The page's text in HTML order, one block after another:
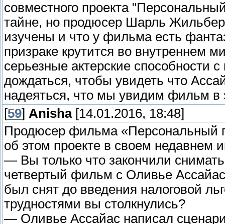
совместного проекта
тайне, но продюсер Шарль
изучены и что у фильма есть
призраке крутится во внутреннем
серьезные актерские
дождаться, чтобы увидеть что
надеяться, что мы увидим фильм в
[59] Anisha[14.01.2016, 18:48]
Продюсер фильма «Персональный
об этом проекте в своем недавнем
— Вы только что закончили
четвертый фильм с Оливье
был снят до введения налоговой
трудностями вы столкнулись?
— Оливье Ассайас написал